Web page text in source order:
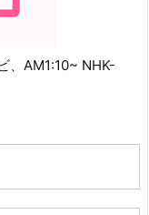
、AM1:10~ NHK-